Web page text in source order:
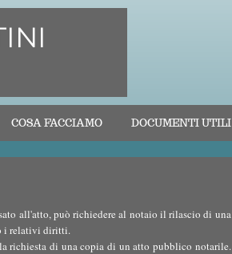
COSA FACCIAMO DOCUMENTI UTILI
all'atto, può richiedere al notaio il rilascio di una
i relativi diritti.
richiesta di una copia di un atto pubblico notarile.